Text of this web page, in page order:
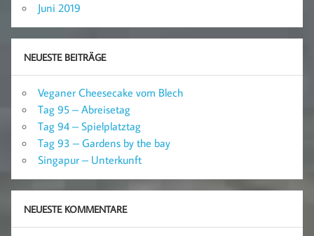
Juni 2019
NEUESTE BEITRÄGE
Veganer Cheesecake vom Blech
Tag 95 – Abreisetag
Tag 94 – Spielplatztag
Tag 93 – Gardens by the bay
Singapur – Unterkunft
NEUESTE KOMMENTARE